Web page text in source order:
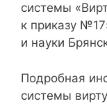
системы
к приказу
и науки
Подробная
системы